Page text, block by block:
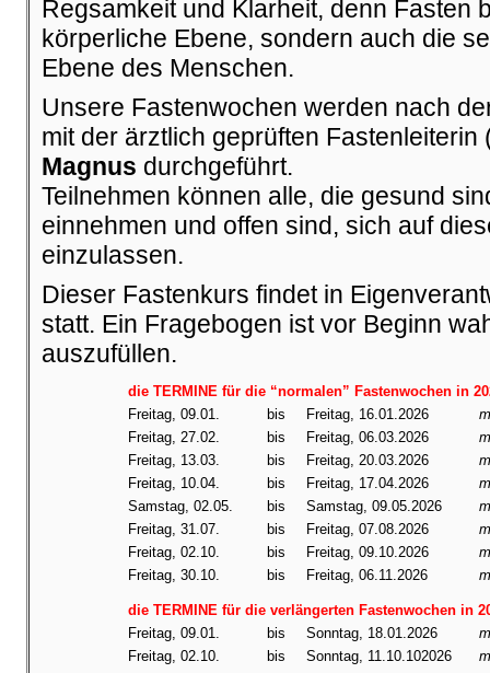
Regsamkeit und Klarheit, denn Fasten
körperliche Ebene, sondern auch die
Ebene des Menschen.
Unsere Fastenwochen werden nach
mit der ärztlich geprüften Fastenleiterin
Magnus durchgeführt.
Teilnehmen können alle, die gesund
einnehmen und offen sind, sich auf
einzulassen.
Dieser Fastenkurs findet in
statt. Ein Fragebogen ist vor Beginn
auszufüllen.
die TERMINE für die “normalen” Fastenwochen in
Freitag, 09.01.
bis Freitag, 16.01.2026
Freitag, 27.02.
bis Freitag, 06.03.2026
Freitag, 13.03.
bis Freitag, 20.03.2026
Freitag, 10.04.
bis Freitag, 17.04.2026
Samstag, 02.05.
bis Samstag, 09.05.2026
Freitag, 31.07.
bis Freitag, 07.08.2026
Freitag, 02.10.
bis Freitag, 09.10.2026
Freitag, 30.10.
bis Freitag, 06.11.2026
die TERMINE für die verlängerten Fastenwochen in
Freitag, 09.01.
bis Sonntag, 18.01.2026
Freitag, 02.10.
bis Sonntag, 11.10.102026